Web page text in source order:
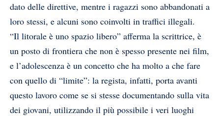
dato delle direttive, mentre i ragazzi sono abbandonati a
loro stessi, e alcuni sono coinvolti in traffici illegali.
“Il litorale è uno spazio libero” afferma la scrittrice, è
un posto di frontiera che non è spesso presente nei film,
e l’adolescenza è un concetto che ha molto a che fare
con quello di “limite”: la regista, infatti, porta avanti
questo lavoro come se si stesse documentando sulla vita
dei giovani, utilizzando il più possibile i veri luoghi